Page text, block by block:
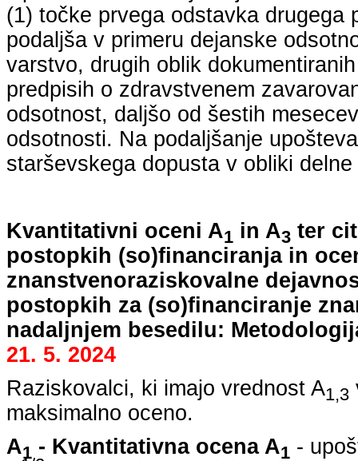
(1) točke prvega odstavka drugega
podaljša v primeru dejanske
varstvo, drugih oblik
predpisih o zdravstvenem
odsotnost, daljšo od šestih
odsotnosti. Na podaljšanje
starševskega dopusta v obliki
Kvantitativni oceni A1 in A3 ter
postopkih (so)financiranja in
znanstvenoraziskovalne
postopkih za (so)financiranje
nadaljnjem besedilu:
21. 5. 2024
Raziskovalci, ki imajo vrednost A1,3
maksimalno oceno.
A1 - Kvantitativna ocena A1 -